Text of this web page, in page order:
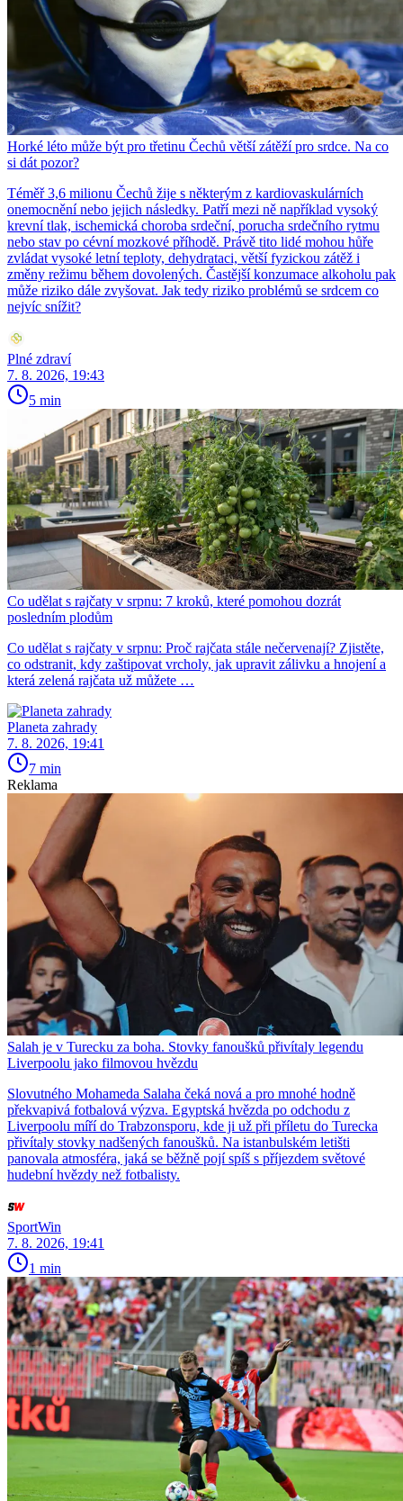
Horké léto může být pro třetinu Čechů větší zátěží pro srdce. Na co
si dát pozor?
Téměř 3,6 milionu Čechů žije s některým z kardiovaskulárních
onemocnění nebo jejich následky. Patří mezi ně například vysoký
krevní tlak, ischemická choroba srdeční, porucha srdečního rytmu
nebo stav po cévní mozkové příhodě. Právě tito lidé mohou hůře
zvládat vysoké letní teploty, dehydrataci, větší fyzickou zátěž i
změny režimu během dovolených. Častější konzumace alkoholu pak
může riziko dále zvyšovat. Jak tedy riziko problémů se srdcem co
nejvíc snížit?
Plné zdraví
7. 8. 2026, 19:43
5 min
Co udělat s rajčaty v srpnu: 7 kroků, které pomohou dozrát
posledním plodům
Co udělat s rajčaty v srpnu: Proč rajčata stále nečervenají? Zjistěte,
co odstranit, kdy zaštipovat vrcholy, jak upravit zálivku a hnojení a
která zelená rajčata už můžete …
Planeta zahrady
7. 8. 2026, 19:41
7 min
Reklama
Salah je v Turecku za boha. Stovky fanoušků přivítaly legendu
Liverpoolu jako filmovou hvězdu
Slovutného Mohameda Salaha čeká nová a pro mnohé hodně
překvapivá fotbalová výzva. Egyptská hvězda po odchodu z
Liverpoolu míří do Trabzonsporu, kde ji už při příletu do Turecka
přivítaly stovky nadšených fanoušků. Na istanbulském letišti
panovala atmosféra, jaká se běžně pojí spíš s příjezdem světové
hudební hvězdy než fotbalisty.
SportWin
7. 8. 2026, 19:41
1 min